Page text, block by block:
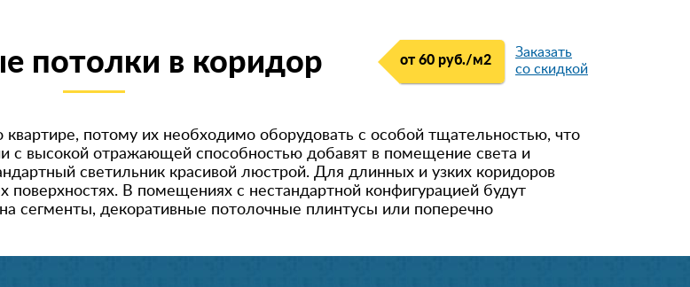
от 60 руб./м2
Заказать
со скидкой
потолки в коридор
потому их необходимо оборудовать с особой тщательностью, что
с высокой отражающей способностью добавят в помещение света и
светильник красивой люстрой. Для длинных и узких коридоров
В помещениях с нестандартной конфигурацией будут
сегменты, декоративные потолочные плинтусы или поперечно